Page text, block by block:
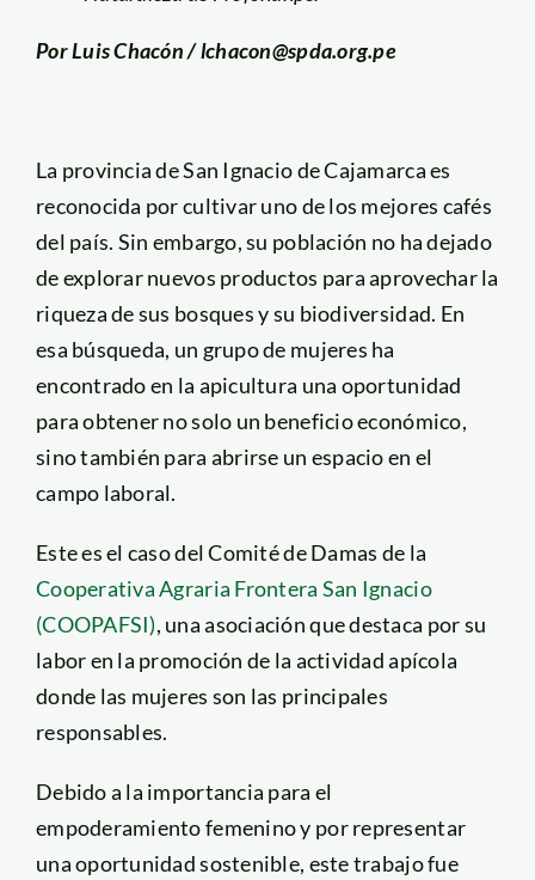
Por Luis Chacón / lchacon@spda.org.pe
La provincia de San Ignacio de Cajamarca es
reconocida por cultivar uno de los mejores cafés
del país. Sin embargo, su población no ha dejado
de explorar nuevos productos para aprovechar la
riqueza de sus bosques y su biodiversidad. En
esa búsqueda, un grupo de mujeres ha
encontrado en la apicultura una oportunidad
para obtener no solo un beneficio económico,
sino también para abrirse un espacio en el
campo laboral.
Este es el caso del Comité de Damas de la
Cooperativa Agraria Frontera San Ignacio
(COOPAFSI), una asociación que destaca por su
labor en la promoción de la actividad apícola
donde las mujeres son las principales
responsables.
Debido a la importancia para el
empoderamiento femenino y por representar
una oportunidad sostenible, este trabajo fue